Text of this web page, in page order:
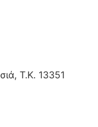
Τ.Κ. 13351